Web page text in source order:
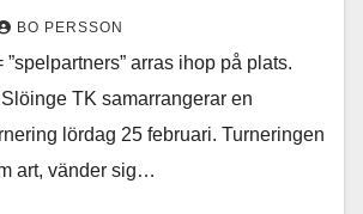
BO PERSSON
arras ihop på plats.
TK samarrangerar en
lördag 25 februari. Turneringen
art, vänder sig…